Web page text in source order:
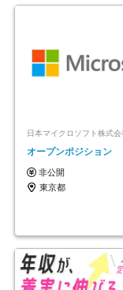
オープンポジション
非公開
東京都